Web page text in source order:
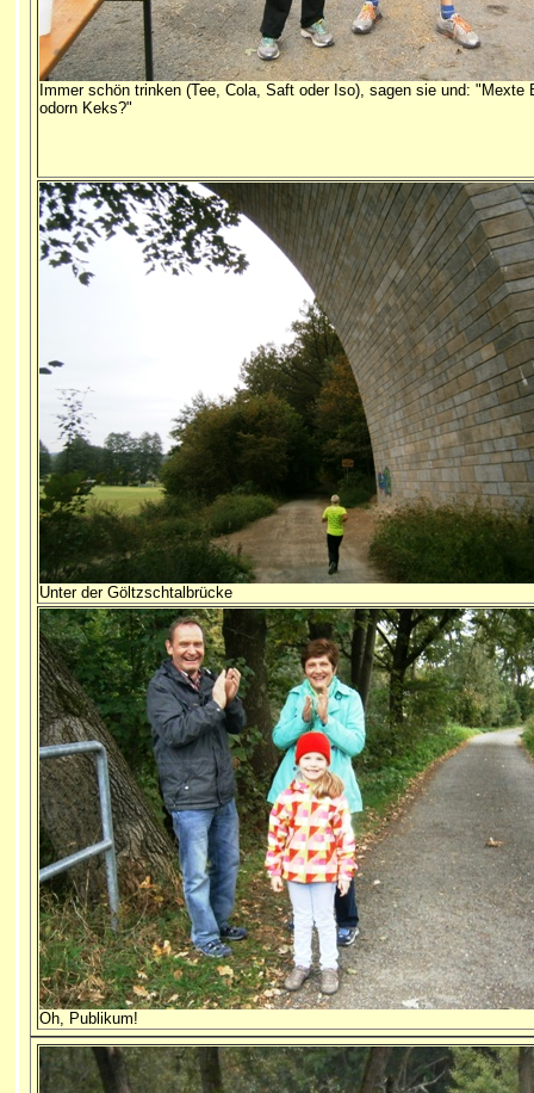
Immer schön trinken (Tee, Cola, Saft oder Iso), sagen sie und: "Mexte
odorn Keks?"
Unter der Göltzschtalbrücke
Oh, Publikum!